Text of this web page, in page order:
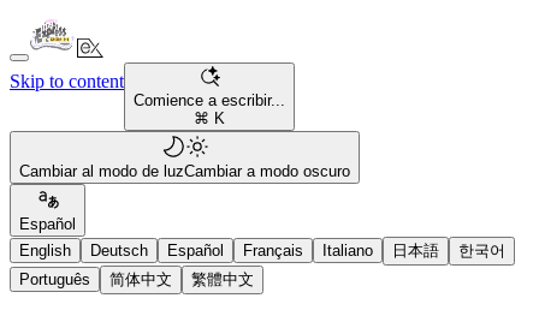
Skip to content
Comience a escribir...
⌘ K
Cambiar al modo de luzCambiar a modo oscuro
Español
English
Deutsch Español Français Italiano 日本語
한국어
Português
简体中文 繁體中文